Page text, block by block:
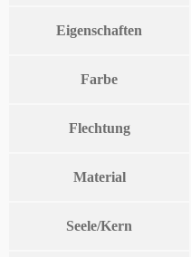
Eigenschaften
Farbe
Flechtung
Material
Seele/Kern